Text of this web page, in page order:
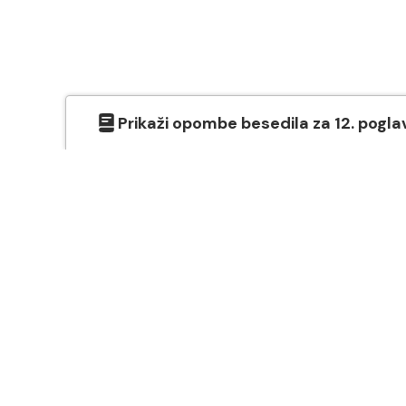
Prikaži opombe besedila za 12.